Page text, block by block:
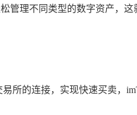
管理不同类型的数字资产，
所的连接，实现快速买卖